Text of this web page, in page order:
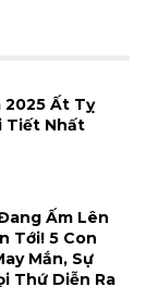
2025 Ất Tỵ
Tiết Nhất
Ấm Lên
Tới! 5 Con
Mắn, Sự
Thứ Diễn Ra